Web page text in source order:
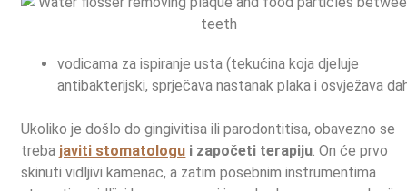
vodicama za ispiranje usta (tekućina koja djeluje
antibakterijski, sprječava nastanak plaka i osvježava
Ukoliko je došlo do gingivitisa ili parodontitisa, obavezno se
treba javiti stomatologu i započeti terapiju. On će prvo
skinuti vidljivi kamenac, a zatim posebnim instrumentima